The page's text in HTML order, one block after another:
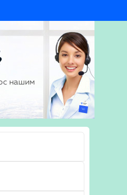
нашим